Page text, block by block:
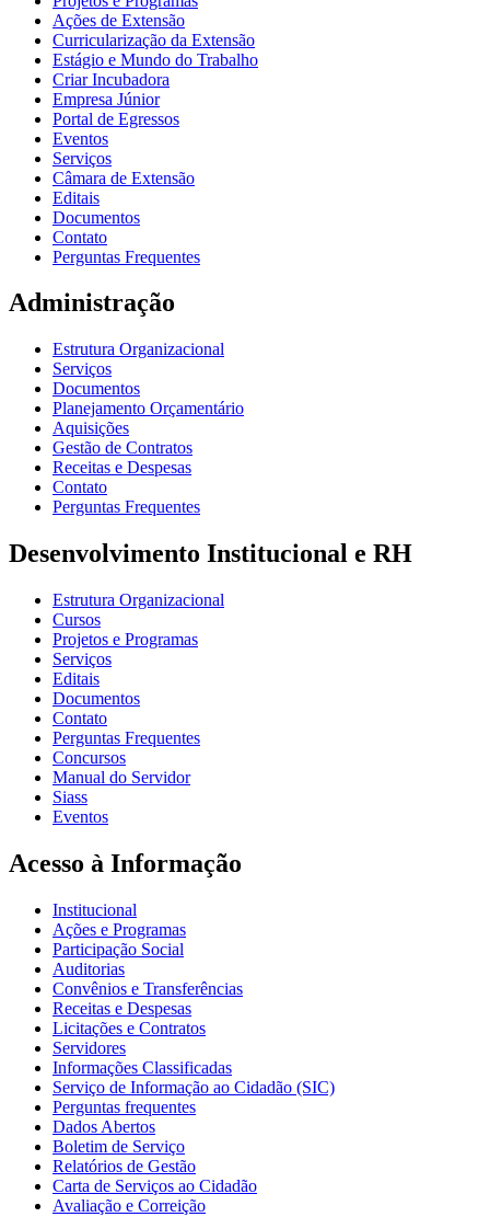
Ações de Extensão
Curricularização da Extensão
Estágio e Mundo do Trabalho
Criar Incubadora
Empresa Júnior
Portal de Egressos
Eventos
Serviços
Câmara de Extensão
Editais
Documentos
Contato
Perguntas Frequentes
Administração
Estrutura Organizacional
Serviços
Documentos
Planejamento Orçamentário
Aquisições
Gestão de Contratos
Receitas e Despesas
Contato
Perguntas Frequentes
Desenvolvimento Institucional e RH
Estrutura Organizacional
Cursos
Projetos e Programas
Serviços
Editais
Documentos
Contato
Perguntas Frequentes
Concursos
Manual do Servidor
Siass
Eventos
Acesso à Informação
Institucional
Ações e Programas
Participação Social
Auditorias
Convênios e Transferências
Receitas e Despesas
Licitações e Contratos
Servidores
Informações Classificadas
Serviço de Informação ao Cidadão (SIC)
Perguntas frequentes
Dados Abertos
Boletim de Serviço
Relatórios de Gestão
Carta de Serviços ao Cidadão
Avaliação e Correição